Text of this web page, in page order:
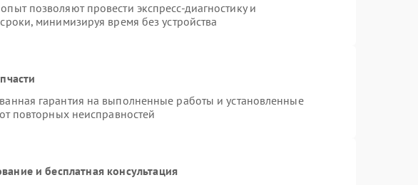
позволяют провести экспресс-диагностику и
минимизируя время без устройства
гарантия на выполненные работы и установленные
повторных неисправностей
и бесплатная консультация